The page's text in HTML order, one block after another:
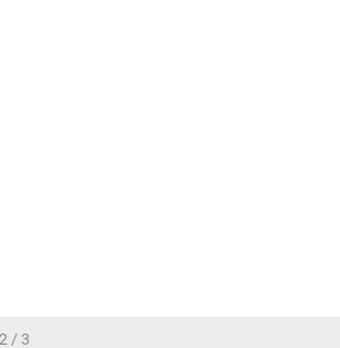
/ 3